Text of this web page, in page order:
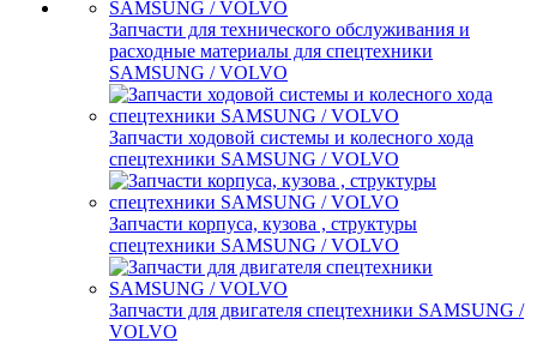
Запчасти для технического обслуживания и
расходные материалы для спецтехники
SAMSUNG / VOLVO
Запчасти ходовой системы и колесного хода
спецтехники SAMSUNG / VOLVO
Запчасти корпуса, кузова , структуры
спецтехники SAMSUNG / VOLVO
Запчасти для двигателя спецтехники SAMSUNG /
VOLVO